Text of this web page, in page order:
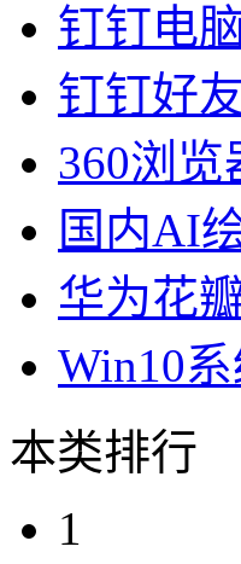
钉钉电
钉钉好
360浏
国内AI
华为花
Win10
本类排行
1